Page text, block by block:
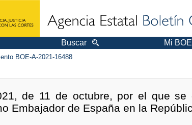
Buscar Mi BOE
BOE-A-2021-16488
de 11 de octubre, por el que
Embajador de España en la